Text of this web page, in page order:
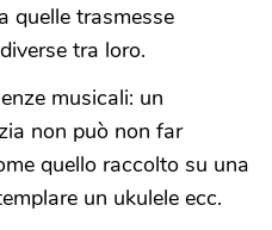
quelle trasmesse
tra loro.
musicali: un
non può non far
quello raccolto su una
un ukulele ecc.